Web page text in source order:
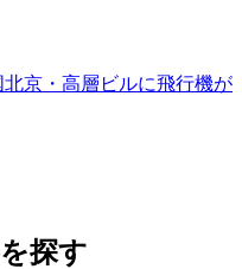
北京・高層ビルに飛行機が
探す